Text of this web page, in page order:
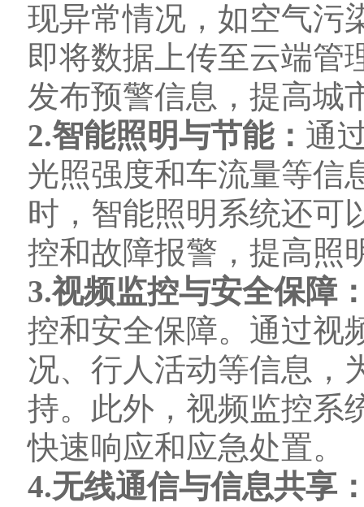
现异常情况，如空气污
即将数据上传至云端管
发布预警信息，提高城
2.智能照明与节能： 通
光照强度和车流量等信
时，智能照明系统还可
控和故障报警，提高照
3.视频监控与安全保障
控和安全保障。通过视
况、行人活动等信息，
持。此外，视频监控系
快速响应和应急处置。
4.无线通信与信息共享